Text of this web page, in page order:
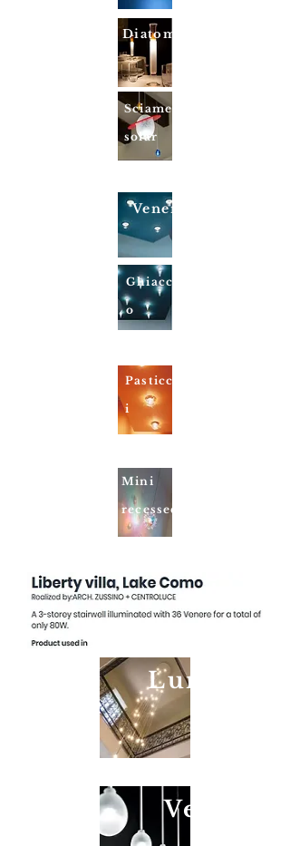
Diatomea
Sciameled
solar
Venere
Ghiacciol
o
Pasticcion
i
Mini
recessed
Venere